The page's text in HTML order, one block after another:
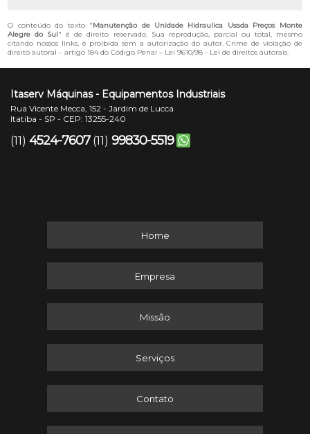
O conteúdo do texto "Manutenção de Unidade Hidraulica Usada Preços Monte
Alegre do Sul" é de direito reservado. Sua reprodução, parcial ou total, mesmo
citando nossos links, é proibida sem a autorização do autor. Crime de violação de
direito autoral – artigo 184 do Código Penal – Lei 9610/98 - Lei de direitos autorais.
Itaserv Máquinas - Equipamentos Industriais
Rua Vicente Mecca, 152 - Jardim de Lucca
Itatiba - SP - CEP: 13255-240
(11) 4524-7607 (11) 99830-5519
Home
Empresa
Missão
Serviços
Contato